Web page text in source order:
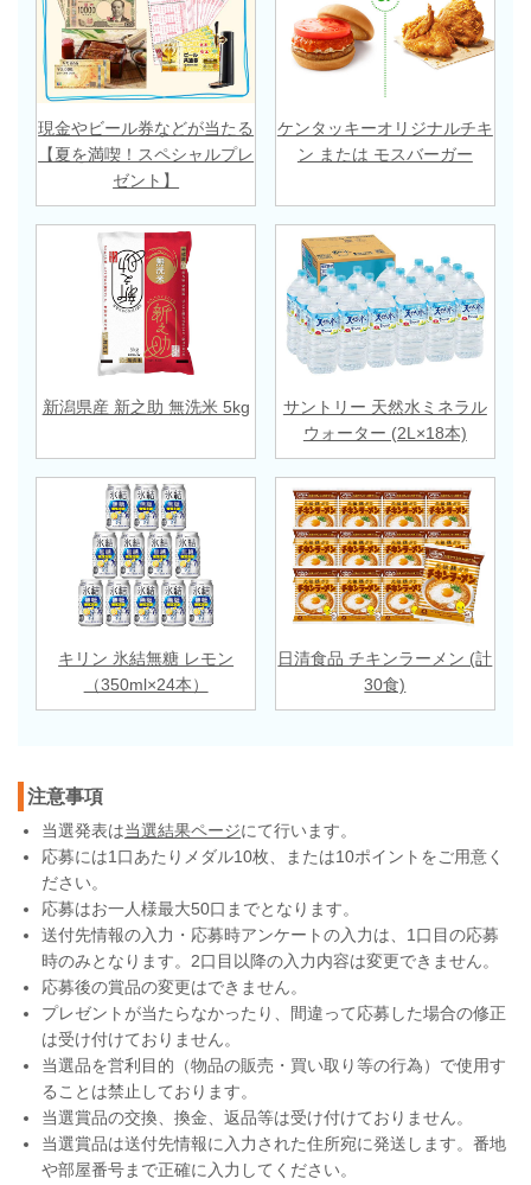
現金やビール券などが当たる
【夏を満喫！スペシャルプレ
ゼント】
ケンタッキーオリジナルチキ
ン または モスバーガー
新潟県産 新之助 無洗米 5kg
サントリー 天然水ミネラル
ウォーター (2L×18本)
キリン 氷結無糖 レモン
（350ml×24本）
日清食品 チキンラーメン (計
30食)
注意事項
当選発表は当選結果ページにて行います。
応募には1口あたりメダル10枚、または10ポイントをご用意く
ださい。
応募はお一人様最大50口までとなります。
送付先情報の入力・応募時アンケートの入力は、1口目の応募
時のみとなります。2口目以降の入力内容は変更できません。
応募後の賞品の変更はできません。
プレゼントが当たらなかったり、間違って応募した場合の修正
は受け付けておりません。
当選品を営利目的（物品の販売・買い取り等の行為）で使用す
ることは禁止しております。
当選賞品の交換、換金、返品等は受け付けておりません。
当選賞品は送付先情報に入力された住所宛に発送します。番地
や部屋番号まで正確に入力してください。